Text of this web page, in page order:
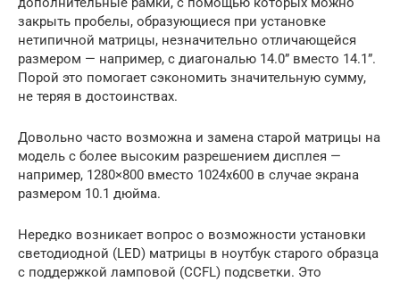
закрыть пробелы, образующиеся при установке
нетипичной матрицы, незначительно отличающейся
размером — например, с диагональю 14.0” вместо 14.1”.
Порой это помогает сэкономить значительную сумму,
не теряя в достоинствах.
Довольно часто возможна и замена старой матрицы на
модель с более высоким разрешением дисплея —
например, 1280×800 вместо 1024х600 в случае экрана
размером 10.1 дюйма.
Нередко возникает вопрос о возможности установки
светодиодной (LED) матрицы в ноутбук старого образца
с поддержкой ламповой (CCFL) подсветки. Это